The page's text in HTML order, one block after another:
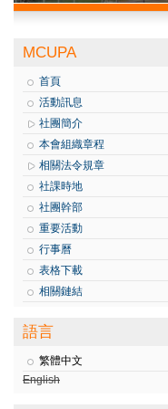
MCUPA
首頁
活動訊息
社團簡介
本會組織章程
相關法令規章
社課時地
社團幹部
重要活動
行事曆
表格下載
相關鏈結
語言
繁體中文
English